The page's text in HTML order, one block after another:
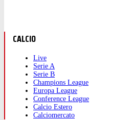
CALCIO
Live
Serie A
Serie B
Champions League
Europa League
Conference League
Calcio Estero
Calciomercato